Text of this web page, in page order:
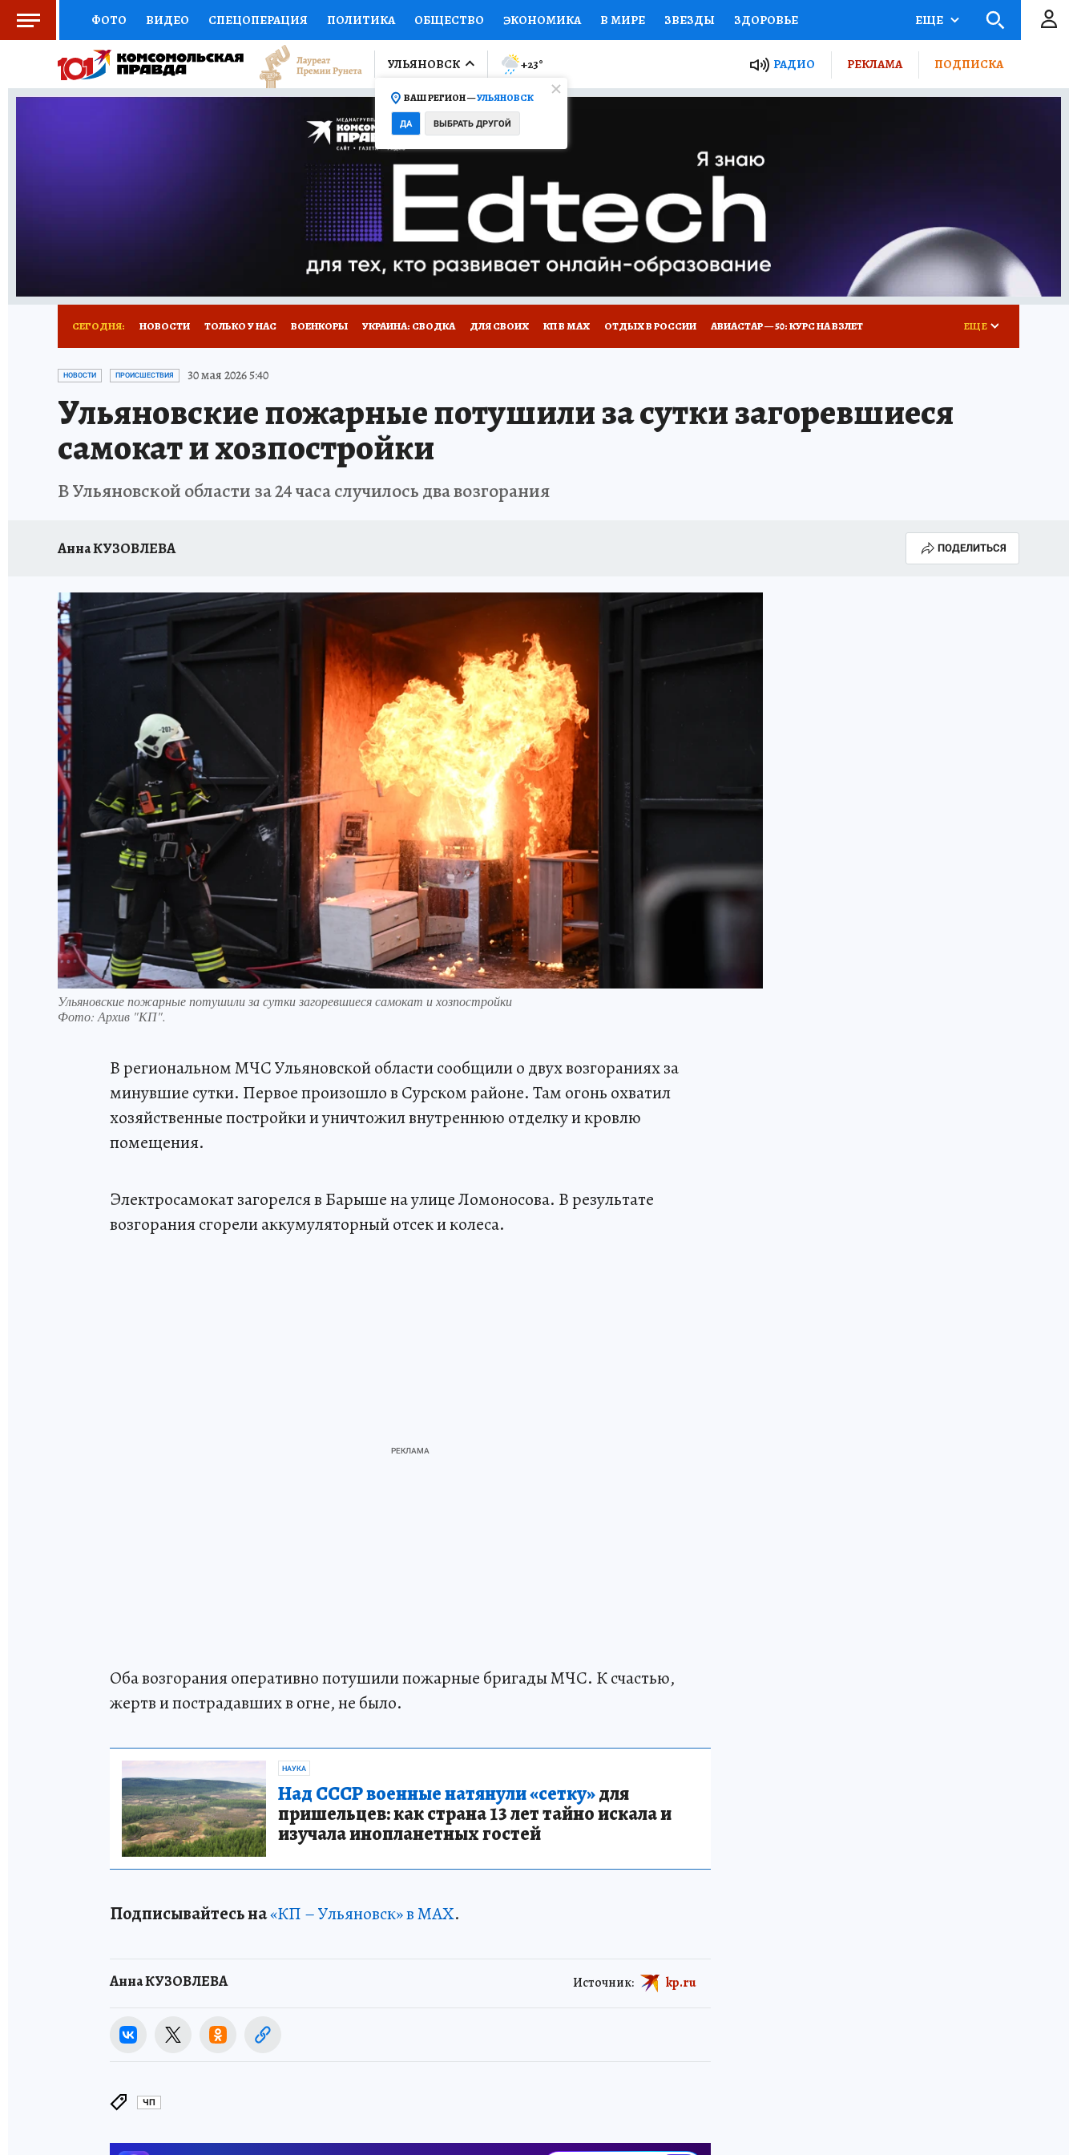
ФОТО ВИДЕО СПЕЦОПЕРАЦИЯ ПОЛИТИКА ОБЩЕСТВО ЭКОНОМИКА В МИРЕ ЗВЕЗДЫ ЗДОРОВЬЕ
СОЦПОДДЕРЖКА НАУКА СПОРТ КОЛУМНИСТЫ ПРОИСШЕСТВИЯ НАЦИОНАЛЬНЫЕ ПРОЕКТЫ РОССИИ
ВЫБОР ЭКСПЕРТОВ ДОКТОР ФИНАНСЫ ОТКРЫВАЕМ МИР Я ЗНАЮ СЕМЬЯ ЖЕНСКИЕ СЕКРЕТЫ ПУТЕВОДИТЕЛЬ
ПРОГНОЗЫ НА СПОРТ ПРОМОКОДЫ СЕРИАЛЫ
ТЕЛЕВИЗОР КОЛЛЕКЦИИ КОНКУРСЫ ГИД ПОТРЕБИТЕЛЯ
НОВОЕ НА САЙТЕ
ЕЩЕ
УЛЬЯНОВСК
ВАШ РЕГИОН —УЛЬЯНОВСК
ДА ВЫБРАТЬ ДРУГОЙ
+23° РАДИО РЕКЛАМА ПОДПИСКА
СЕГОДНЯ: НОВОСТИ ТОЛЬКО У НАС ВОЕНКОРЫ УКРАИНА: СВОДКА ДЛЯ СВОИХ КП В МАХ ОТДЫХ В РОССИИ АВИАСТАР — 50: КУРС НА ВЗЛЕТ
ЗАПОВЕДНАЯ РОССИЯ ПРОИСШЕСТВИЯ
ЕЩЕ
НОВОСТИ ПРОИСШЕСТВИЯ 30 мая 2026 5:40
Ульяновские пожарные потушили за сутки загоревшиеся
самокат и хозпостройки
В Ульяновской области за 24 часа случилось два возгорания
Анна КУЗОВЛЕВА ПОДЕЛИТЬСЯ
Ульяновские пожарные потушили за сутки загоревшиеся самокат и хозпостройки
Фото: Архив "КП".
В региональном МЧС Ульяновской области сообщили о двух возгораниях за
минувшие сутки. Первое произошло в Сурском районе. Там огонь охватил
хозяйственные постройки и уничтожил внутреннюю отделку и кровлю
помещения.
Электросамокат загорелся в Барыше на улице Ломоносова. В результате
возгорания сгорели аккумуляторный отсек и колеса.
Оба возгорания оперативно потушили пожарные бригады МЧС. К счастью,
жертв и пострадавших в огне, не было.
НАУКА
Над СССР военные натянули «сетку»для
пришельцев: как страна 13 лет тайно искала и
изучала инопланетных гостей
Подписывайтесь на«КП – Ульяновск» в MAX.
Анна КУЗОВЛЕВА Источник: kp.ru
ЧП